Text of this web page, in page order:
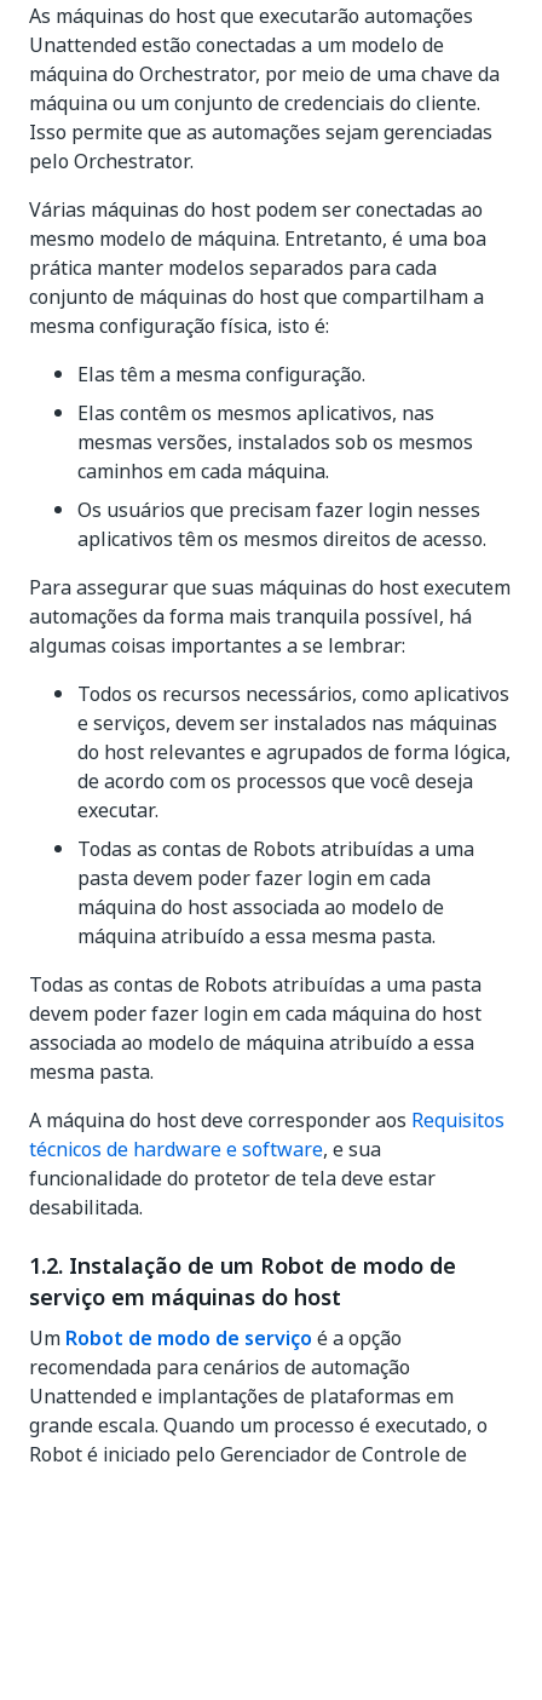
As máquinas do host que executarão automações
Unattended estão conectadas a um modelo de
máquina do Orchestrator, por meio de uma chave da
máquina ou um conjunto de credenciais do cliente.
Isso permite que as automações sejam gerenciadas
pelo Orchestrator.
Várias máquinas do host podem ser conectadas ao
mesmo modelo de máquina. Entretanto, é uma boa
prática manter modelos separados para cada
conjunto de máquinas do host que compartilham a
mesma configuração física, isto é:
Elas têm a mesma configuração.
Elas contêm os mesmos aplicativos, nas
mesmas versões, instalados sob os mesmos
caminhos em cada máquina.
Os usuários que precisam fazer login nesses
aplicativos têm os mesmos direitos de acesso.
Para assegurar que suas máquinas do host executem
automações da forma mais tranquila possível, há
algumas coisas importantes a se lembrar:
Todos os recursos necessários, como aplicativos
e serviços, devem ser instalados nas máquinas
do host relevantes e agrupados de forma lógica,
de acordo com os processos que você deseja
executar.
Todas as contas de Robots atribuídas a uma
pasta devem poder fazer login em cada
máquina do host associada ao modelo de
máquina atribuído a essa mesma pasta.
Todas as contas de Robots atribuídas a uma pasta
devem poder fazer login em cada máquina do host
associada ao modelo de máquina atribuído a essa
mesma pasta.
A máquina do host deve corresponder aos Requisitos
técnicos de hardware e software, e sua
funcionalidade do protetor de tela deve estar
desabilitada.
1.2. Instalação de um Robot de modo de
serviço em máquinas do host
Um Robot de modo de serviço é a opção
recomendada para cenários de automação
Unattended e implantações de plataformas em
grande escala. Quando um processo é executado, o
Robot é iniciado pelo Gerenciador de Controle de